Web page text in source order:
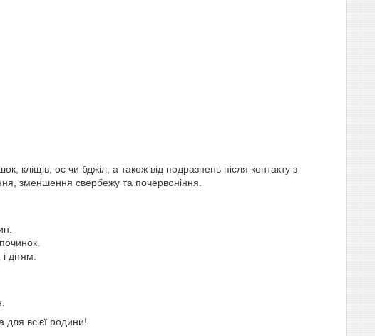
кліщів, ос чи бджіл, а також від подразнень після контакту з
зменшення свербежу та почервоніння.
дітям.
для всієї родини!